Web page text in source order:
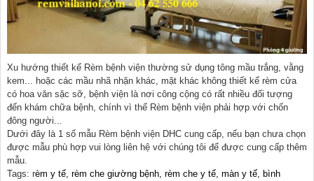
Xu hướng thiết kế Rèm bệnh viện thường sử dụng tông mầu trắng, vằng
kem... hoặc các mầu nhã nhặn khác, mặt khác không thiết kế rèm cửa
có hoa văn sặc sỡ, bệnh viện là nơi công cộng có rất nhiều đối tượng
đến khám chữa bệnh, chính vì thế Rèm bệnh viện phải hợp với chốn
đông người...
Dưới đây là 1 số mẫu Rèm bệnh viện DHC cung cấp, nếu bạn chưa chọn
được mẫu phù hợp vui lòng liên hệ với chúng tôi để được cung cấp thêm
mẫu.
Tags: rèm y tế, rèm che giường bệnh, rèm che y tế, màn y tế, bình